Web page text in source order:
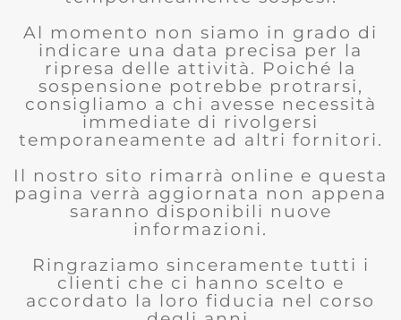
Al momento non siamo in grado di
indicare una data precisa per la
ripresa delle attività. Poiché la
sospensione potrebbe protrarsi,
consigliamo a chi avesse necessità
immediate di rivolgersi
temporaneamente ad altri fornitori.
Il nostro sito rimarrà online e questa
pagina verrà aggiornata non appena
saranno disponibili nuove
informazioni.
Ringraziamo sinceramente tutti i
clienti che ci hanno scelto e
accordato la loro fiducia nel corso